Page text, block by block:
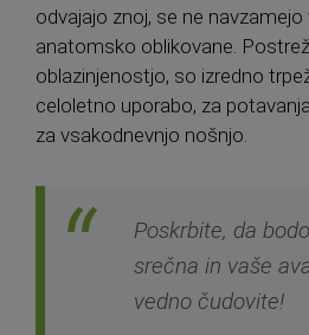
odvajajo znoj, se ne
anatomsko oblikovane.
oblazinjenostjo, so izredno
celoletno uporabo, za
za vsakodnevnjo nošnjo.
Poskrbite, da
srečna in vaše
vedno čudovite!